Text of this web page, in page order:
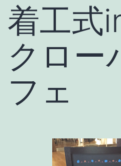
着工式
クロー
フェ